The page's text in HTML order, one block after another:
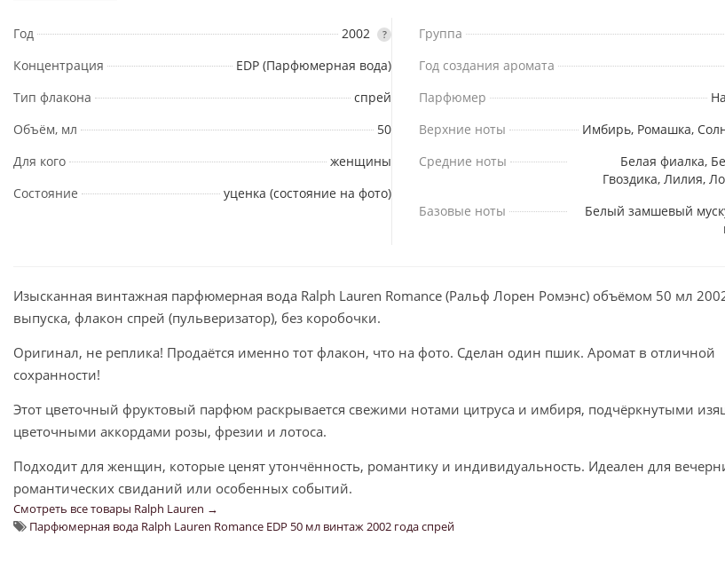
Год 2002 ?
Концентрация
EDP (Парфюмерная вода)
Тип флакона
спрей
Объём, мл
50
Для кого
женщины
Состояние
уценка (состояние на фото)
Группа
Год создания аромата
Парфюмер
Верхние ноты
Имбирь, Ромашка,
Средние ноты
Белая фиалка,
Гвоздика, Лилия,
Базовые ноты
Белый замшевый
Изысканная винтажная парфюмерная вода Ralph Lauren Romance (Ральф Лорен Ромэнс) объёмом 50 мл
выпуска, флакон спрей (пульверизатор), без коробочки.
Оригинал, не реплика! Продаётся именно тот флакон, что на фото. Сделан один пшик. Аромат в отличной
сохранности!
Этот цветочный фруктовый парфюм раскрывается свежими нотами цитруса и имбиря, подчёркнутыми
цветочными аккордами розы, фрезии и лотоса.
Подходит для женщин, которые ценят утончённость, романтику и индивидуальность. Идеален для
романтических свиданий или особенных событий.
Смотреть все товары Ralph Lauren →
Парфюмерная вода Ralph Lauren Romance EDP 50 мл винтаж 2002 года спрей